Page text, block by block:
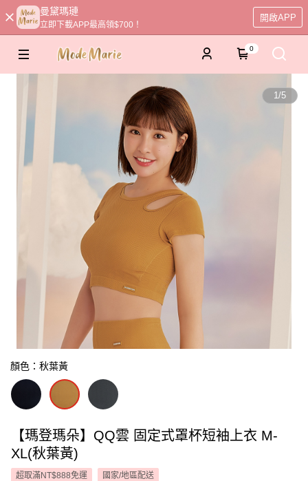
曼黛瑪璉
立即下載APP最高領$700！
開啟APP
0
1/5
顏色：秋葉黃
【瑪登瑪朵】QQ雲 固定式罩杯短袖上衣 M-
XL(秋葉黃)
超取滿NT$888免運 國家/地區配送